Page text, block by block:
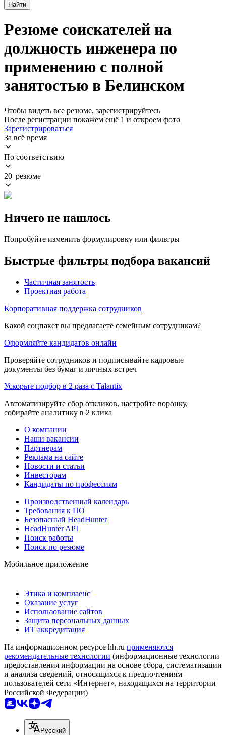
Найти
Резюме соискателей на
должность инженера по
применению с полной
занятостью в Белинском
Чтобы видеть все резюме, зарегистрируйтесь
После регистрации покажем ещё 1 и откроем фото
Зарегистрироваться
За всё время
По соответствию
20 резюме
Ничего не нашлось
Попробуйте изменить формулировку или фильтры
Быстрые фильтры подбора вакансий
Частичная занятость
Проектная работа
Корпоративная поддержка сотрудников
Какой соцпакет вы предлагаете семейным сотрудникам?
Оформляйте кандидатов онлайн
Проверяйте сотрудников и подписывайте кадровые
документы без бумаг и личных встреч
Ускорьте подбор в 2 раза с Talantix
Автоматизируйте сбор откликов, настройте воронку,
собирайте аналитику в 2 клика
О компании
Наши вакансии
Партнерам
Реклама на сайте
Новости и статьи
Инвесторам
Кандидаты по профессиям
Производственный календарь
Требования к ПО
Безопасный HeadHunter
HeadHunter API
Поиск работы
Поиск по резюме
Мобильное приложение
Этика и комплаенс
Оказание услуг
Использование сайтов
Защита персональных данных
ИТ аккредитация
На информационном ресурсе hh.ru применяются
рекомендательные технологии (информационные технологии
предоставления информации на основе сбора, систематизации
и анализа сведений, относящихся к предпочтениям
пользователей сети «Интернет», находящихся на территории
Российской Федерации)
Русский